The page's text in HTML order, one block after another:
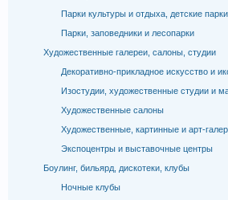
Парки культуры и отдыха, детские парки
Парки, заповедники и лесопарки
Художественные галереи, салоны, студии
Декоративно-прикладное искусство и
Изостудии, художественные студии и
Художественные салоны
Художественные, картинные и арт-
Экспоцентры и выставочные центры
Боулинг, бильярд, дискотеки, клубы
Ночные клубы